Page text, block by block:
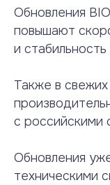
Обновления
повышают
и
Также в
с российскими
Обновления
техническими